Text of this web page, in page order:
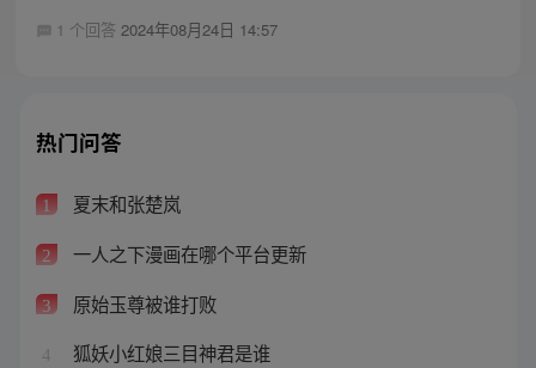
1 个回答 2024年08月24日 14:57
热门问答
1 夏末和张楚岚
2 一人之下漫画在哪个平台更新
3 原始玉尊被谁打败
4 狐妖小红娘三目神君是谁